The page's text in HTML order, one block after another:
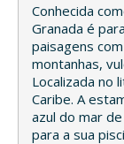
Conhecida
Granada é
paisagens
montanhas,
Localizada no
Caribe. A
azul do mar
para a sua